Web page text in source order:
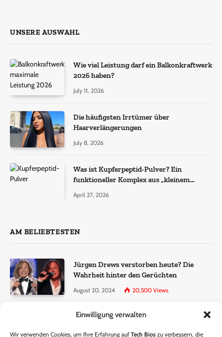
Einwilligung verwalten
Wir verwenden Cookies, um Ihre Erfahrung auf Tech Bios zu verbessern, die
UNSERE AUSWAHL
Wie viel Leistung darf ein Balkonkraftwerk
2026 haben?
July 11, 2026
Die häufigsten Irrtümer über
Haarverlängerungen
July 8, 2026
Was ist Kupferpeptid-Pulver? Ein
funktioneller Komplex aus „kleinem
April 27, 2026
AM BELIEBTESTEN
Jürgen Drews verstorben heute? Die
Wahrheit hinter den Gerüchten
August 20, 2024 20,500 Views
Ralf Dammasch Traueranzeige: